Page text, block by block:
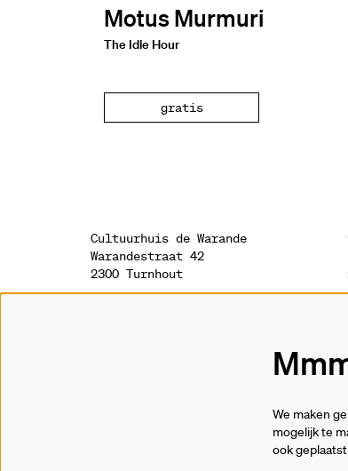
Motus Murmuri
The Idle Hour
gratis
Cultuurhuis de Warande
Warandestraat 42
2300 Turnhout
We maken
mogelijk te
ook